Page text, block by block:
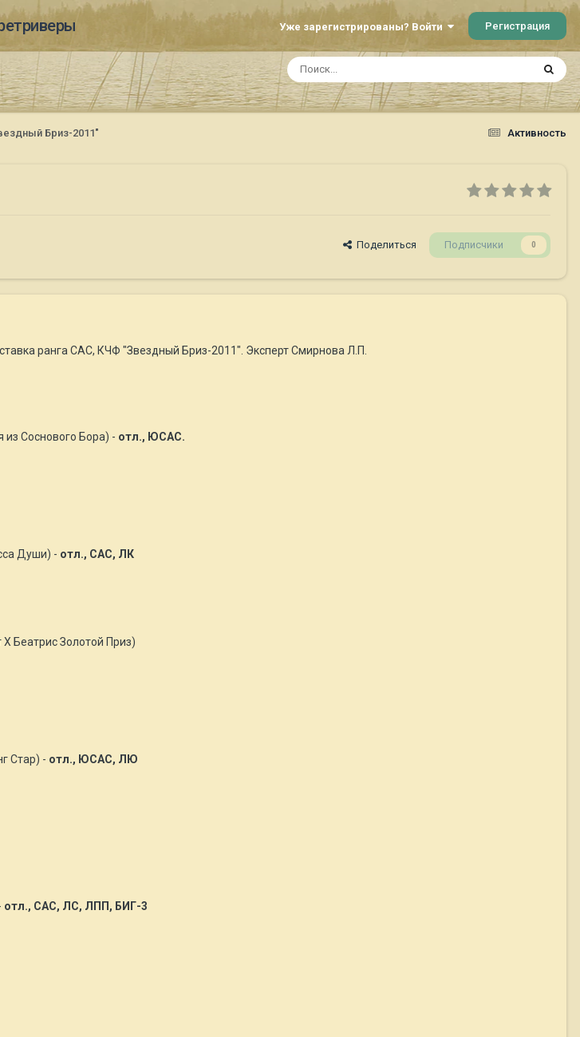
Уже зарегистрированы? Войти Регистрация
Активность
Бриз-2011"
Поделиться Подписчики 0
ранга САС, КЧФ "Звездный Бриз-2011". Эксперт Смирнова Л.П.
из Соснового Бора) - отл., ЮСАС.
Души) - отл., САС, ЛК
Беатрис Золотой Приз)
Стар) - отл., ЮСАС, ЛЮ
отл., САС, ЛС, ЛПП, БИГ-3